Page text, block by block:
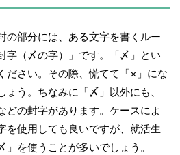
の部分には、ある文字を書くルー
字（〆の字）」です。「〆」とい
ださい。その際、慌てて「×」にな
う。ちなみに「〆」以外にも、
どの封字があります。ケースによ
を使用しても良いですが、就活生
を使うことが多いでしょう。